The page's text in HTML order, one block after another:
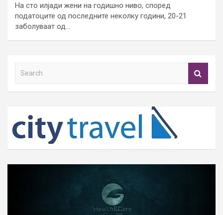
На сто илјади жени на годишно ниво, според
податоците од последните неколку години, 20-21
заболуваат од…
h